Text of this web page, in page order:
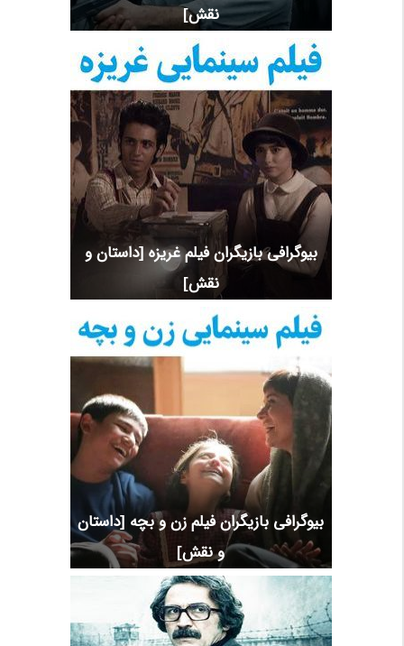
نقش]
بیوگرافی بازیگران فیلم غریزه [داستان و
نقش]
بیوگرافی بازیگران فیلم زن و بچه [داستان
و نقش]